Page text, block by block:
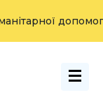
допомоги